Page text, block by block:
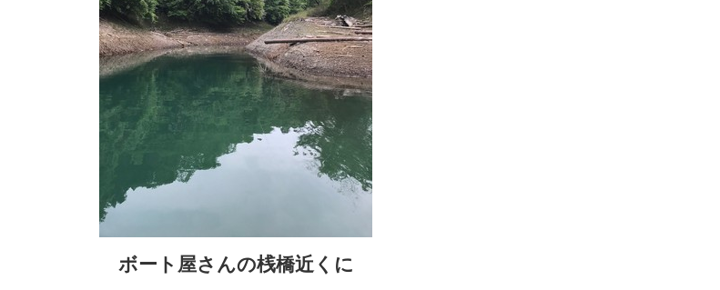
ボート屋さんの桟橋近くに